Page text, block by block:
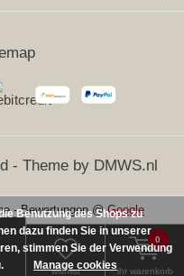
wishlist ihr warenkorb
0
- Theme by DMWS.nl
-Bewertungen @Google
Benutzung des Shops zu
dazu finden Sie in unserer
stimmen Sie der Verwendung
Manage cookies
ⓘ